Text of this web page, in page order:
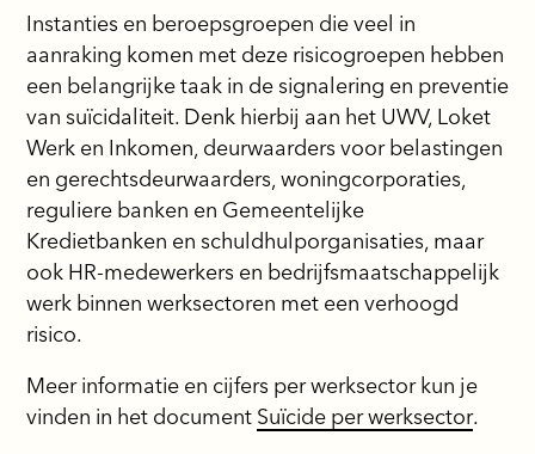
Instanties en beroepsgroepen die veel in
aanraking komen met deze risicogroepen hebben
een belangrijke taak in de signalering en preventie
van suïcidaliteit. Denk hierbij aan het UWV, Loket
Werk en Inkomen, deurwaarders voor belastingen
en gerechtsdeurwaarders, woningcorporaties,
reguliere banken en Gemeentelijke
Kredietbanken en schuldhulporganisaties, maar
ook HR-medewerkers en bedrijfsmaatschappelijk
werk binnen werksectoren met een verhoogd
risico.
Meer informatie en cijfers per werksector kun je
vinden in het document Suïcide per werksector.